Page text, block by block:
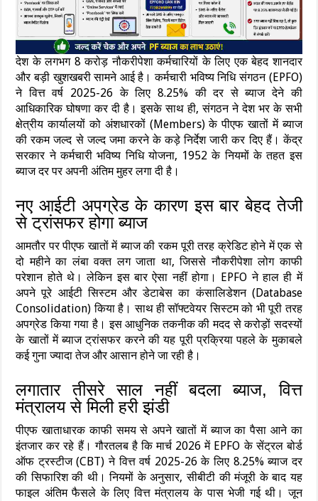
देश के लगभग 8 करोड़ नौकरीपेशा कर्मचारियों के लिए एक बेहद शानदार
और बड़ी खुशखबरी सामने आई है। कर्मचारी भविष्य निधि संगठन (EPFO)
ने वित्त वर्ष 2025-26 के लिए 8.25% की दर से ब्याज देने की
आधिकारिक घोषणा कर दी है। इसके साथ ही, संगठन ने देश भर के सभी
क्षेत्रीय कार्यालयों को अंशधारकों (Members) के पीएफ खातों में ब्याज
की रकम जल्द से जल्द जमा करने के कड़े निर्देश जारी कर दिए हैं। केंद्र
सरकार ने कर्मचारी भविष्य निधि योजना, 1952 के नियमों के तहत इस
ब्याज दर पर अपनी अंतिम मुहर लगा दी है।
नए आईटी अपग्रेड के कारण इस बार बेहद तेजी
से ट्रांसफर होगा ब्याज
आमतौर पर पीएफ खातों में ब्याज की रकम पूरी तरह क्रेडिट होने में एक से
दो महीने का लंबा वक्त लग जाता था, जिससे नौकरीपेशा लोग काफी
परेशान होते थे। लेकिन इस बार ऐसा नहीं होगा। EPFO ने हाल ही में
अपने पूरे आईटी सिस्टम और डेटाबेस का कंसालिडेशन (Database
Consolidation) किया है। साथ ही सॉफ्टवेयर सिस्टम को भी पूरी तरह
अपग्रेड किया गया है। इस आधुनिक तकनीक की मदद से करोड़ों सदस्यों
के खातों में ब्याज ट्रांसफर करने की यह पूरी प्रक्रिया पहले के मुकाबले
कई गुना ज्यादा तेज और आसान होने जा रही है।
लगातार तीसरे साल नहीं बदला ब्याज, वित्त
मंत्रालय से मिली हरी झंडी
पीएफ खाताधारक काफी समय से अपने खातों में ब्याज का पैसा आने का
इंतजार कर रहे हैं। गौरतलब है कि मार्च 2026 में EPFO के सेंट्रल बोर्ड
ऑफ ट्रस्टीज (CBT) ने वित्त वर्ष 2025-26 के लिए 8.25% ब्याज दर
की सिफारिश की थी। नियमों के अनुसार, सीबीटी की मंजूरी के बाद यह
फाइल अंतिम फैसले के लिए वित्त मंत्रालय के पास भेजी गई थी। जून